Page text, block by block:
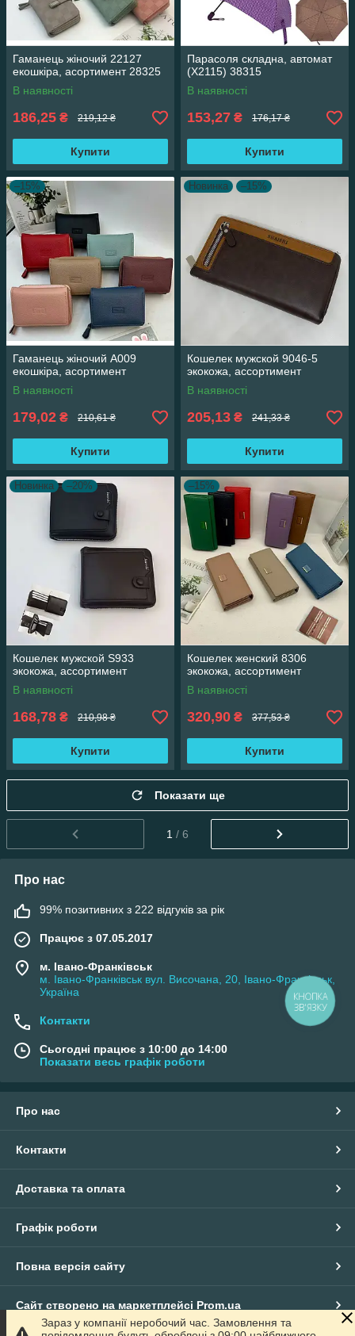
Гаманець жіночий 22127
екошкіра, асортимент 28325
В наявності
186,25 ₴ 219,12 ₴
Купити
Парасоля складна, автомат
(Х2115) 38315
В наявності
153,27 ₴ 176,17 ₴
Купити
–15%
Гаманець жіночий А009
екошкіра, асортимент
В наявності
179,02 ₴ 210,61 ₴
Купити
Новинка –15%
Кошелек мужской 9046-5
экокожа, ассортимент
В наявності
205,13 ₴ 241,33 ₴
Купити
Новинка –20%
Кошелек мужской S933
экокожа, ассортимент
В наявності
168,78 ₴ 210,98 ₴
Купити
–15%
Кошелек женский 8306
экокожа, ассортимент
В наявності
320,90 ₴ 377,53 ₴
Купити
Показати ще
1 / 6
Про нас
99% позитивних з 222 відгуків за рік
Працює з 07.05.2017
м. Івано-Франківськ
м. Івано-Франківськ вул. Височана, 20, Івано-Франківськ,
Україна
Контакти
Сьогодні працює з 10:00 до 14:00
Показати весь графік роботи
Про нас
Контакти
Доставка та оплата
Графік роботи
Повна версія сайту
Сайт створено на маркетплейсі Prom.ua
Зараз у компанії неробочий час. Замовлення та
КНОПКА
ЗВ'ЯЗКУ